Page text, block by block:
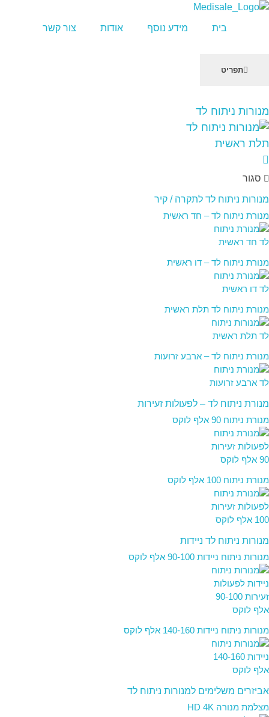
לֵב:
בְּאֲתָר
זֶה
מֻפְעֶלֶת
"נָגִישׁ
בִּקְלִיק"
הַמְּסַיַּעַת
לִנְגִישׁוּת
הָאֲתָר.
בית מידע נוסף אודות צור קשר
תפריט
מנורות ניתוח לד
סגור
מנורות ניתוח לד לתקרה / קיר
מנורת ניתוח לד – חד ראשית
מנורת ניתוח לד – דו ראשית
מנורת ניתוח לד תלת ראשית
מנורת ניתוח לד – ארבע זרועות
מנורת ניתוח לד – לפעולות זעירות
מנורת ניתוח 90 אלף לוקס
מנורת ניתוח 100 אלף לוקס
מנורות ניתוח לד ניידות
מנורות ניתוח ניידות 90-100 אלף לוקס
מנורות ניתוח ניידות 140-160 אלף לוקס
אביזרים משלימים למנורות ניתוח לד
מצלמת מנורה HD 4K